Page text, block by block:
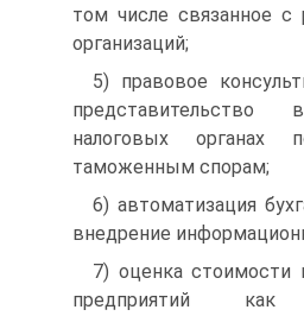
том числе связанное с
организаций;
5) правовое
налоговых
таможенным спорам;
6) автоматизация
внедрение
7) оценка стоимости
предприятий как